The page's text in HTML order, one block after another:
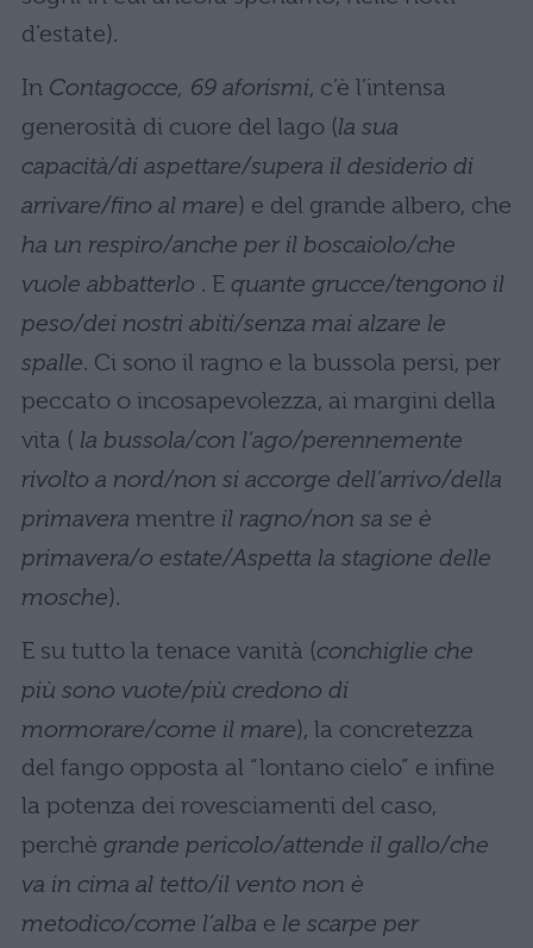
d’estate).
In Contagocce, 69 aforismi, c’è l’intensa
generosità di cuore del lago (la sua
capacità/di aspettare/supera il desiderio di
arrivare/fino al mare) e del grande albero, che
ha un respiro/anche per il boscaiolo/che
vuole abbatterlo . E quante grucce/tengono il
peso/dei nostri abiti/senza mai alzare le
spalle. Ci sono il ragno e la bussola persi, per
peccato o incosapevolezza, ai margini della
vita ( la bussola/con l’ago/perennemente
rivolto a nord/non si accorge dell’arrivo/della
primavera mentre il ragno/non sa se è
primavera/o estate/Aspetta la stagione delle
mosche).
E su tutto la tenace vanità (conchiglie che
più sono vuote/più credono di
mormorare/come il mare), la concretezza
del fango opposta al “lontano cielo” e infine
la potenza dei rovesciamenti del caso,
perchè grande pericolo/attende il gallo/che
va in cima al tetto/il vento non è
metodico/come l’alba e le scarpe per